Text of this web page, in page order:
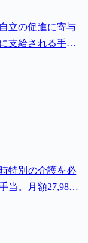
立の促進に寄与
支給される手
特別の介護を必
当。月額27,980